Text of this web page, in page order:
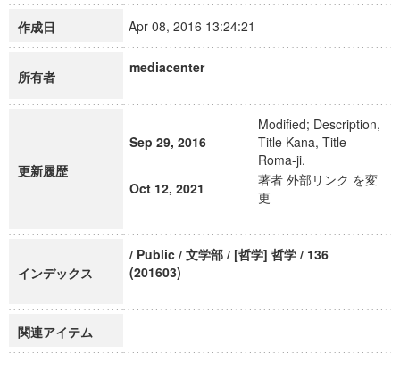
作成日 Apr 08, 2016 13:24:21
所有者
mediacenter
更新履歴
Sep 29, 2016
Modified; Description,
Title Kana, Title
Roma-ji.
Oct 12, 2021
著者 外部リンク を変
更
インデックス
/ Public / 文学部 / [哲学] 哲学 / 136
(201603)
関連アイテム